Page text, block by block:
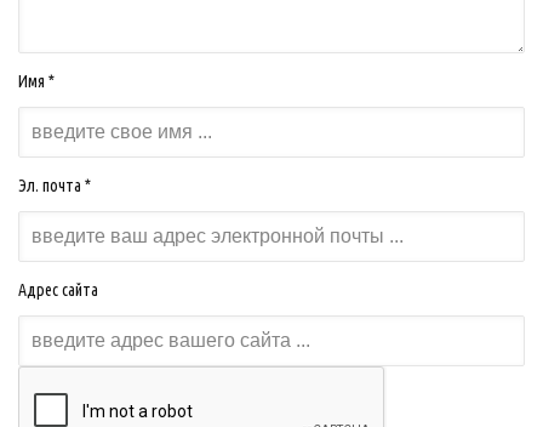
Имя *
Эл. почта *
Адрес сайта